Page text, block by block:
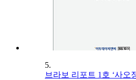
5.
브라보 리포트 1호 ‘사오